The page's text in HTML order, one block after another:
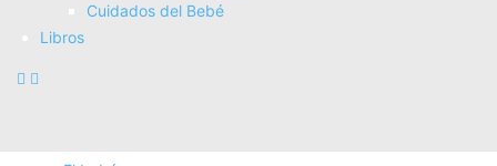
Cuidados del Bebé
Libros
Embarazo
Consejos para Embarazadas